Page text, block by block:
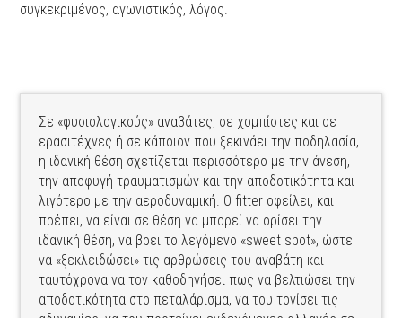
συγκεκριμένος, αγωνιστικός, λόγος.
Σε «φυσιολογικούς» αναβάτες, σε χομπίστες και σε
ερασιτέχνες ή σε κάποιον που ξεκινάει την ποδηλασία,
η ιδανική θέση σχετίζεται περισσότερο με την άνεση,
την αποφυγή τραυματισμών και την αποδοτικότητα και
λιγότερο με την αεροδυναμική. Ο fitter οφείλει, και
πρέπει, να είναι σε θέση να μπορεί να ορίσει την
ιδανική θέση, να βρει το λεγόμενο «sweet spot», ώστε
να «ξεκλειδώσει» τις αρθρώσεις του αναβάτη και
ταυτόχρονα να τον καθοδηγήσει πως να βελτιώσει την
αποδοτικότητα στο πεταλάρισμα, να του τονίσει τις